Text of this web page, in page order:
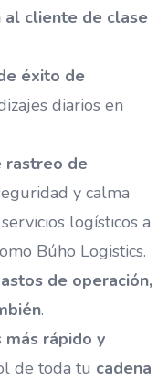
al cliente de clase
éxito de
diarios en
rastreo de
y calma
logísticos a
Búho Logistics.
de operación,
.
más rápido y
de toda tu cadena